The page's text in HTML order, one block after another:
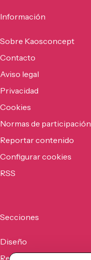
Información
Sobre Kaosconcept
Contacto
Aviso legal
Privacidad
Cookies
Normas de participación
Reportar contenido
Configurar cookies
RSS
Secciones
Diseño
Recursos